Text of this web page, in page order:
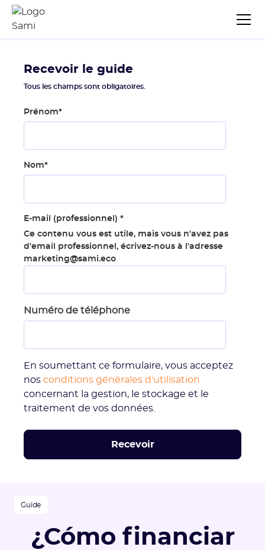
Guide
¿Cómo financiar
Recevoir le guide
Tous les champs sont obligatoires.
Prénom*
Nom*
E-mail (professionnel) *
Ce contenu vous est utile, mais vous n'avez pas
d'email professionnel, écrivez-nous à l'adresse
marketing@sami.eco
Numéro de téléphone
En soumettant ce formulaire, vous acceptez
nos conditions générales d'utilisation
concernant la gestion, le stockage et le
traitement de vos données.